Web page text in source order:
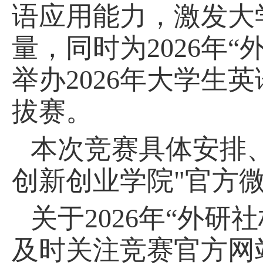
语应用能力，激发
量，同时为2026年“
举办2026年大学生
拔赛。
本次竞赛具体安排
创新创业学院"官方
关于2026年“外研
及时关注竞赛官方网